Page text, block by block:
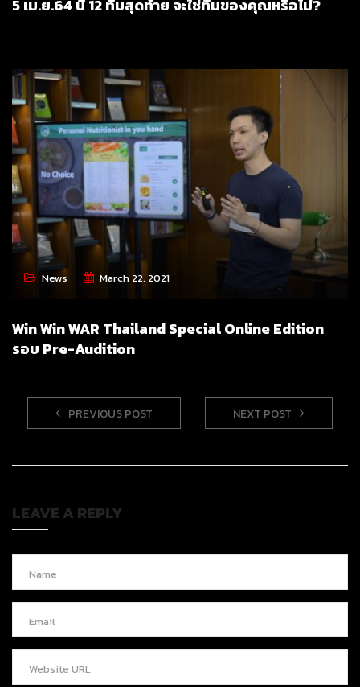
5 เม.ย.64 นี้ 12 ทีมสุดท้าย จะใช่ทีมของคุณหรือไม่?
News March 22, 2021
Win Win WAR Thailand Special Online Edition
รอบ Pre-Audition
PREVIOUS POST NEXT POST
LEAVE A REPLY